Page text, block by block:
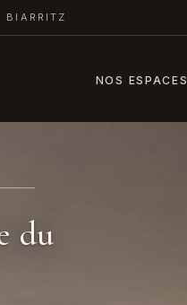
BIARRITZ
NOS ESPACES
du